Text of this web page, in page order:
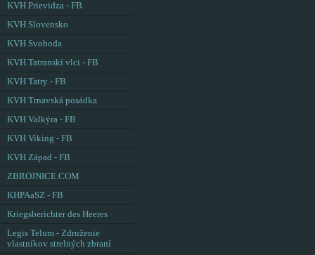
KVH Prievidza - FB
KVH Slovensko
KVH Svoboda
KVH Tatranskí vlci - FB
KVH Tatry - FB
KVH Trnavská posádka
KVH Valkýra - FB
KVH Viking - FB
KVH Západ - FB
ZBROJNICE.COM
KHPAaSZ - FB
Kriegsberichter des Heeres
Legis Telum - Združenie
vlastníkov strelných zbraní